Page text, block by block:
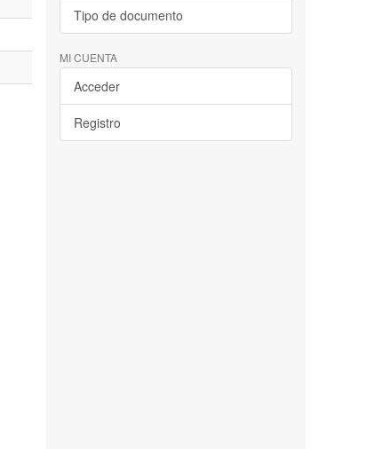
Tipo de documento
MI CUENTA
Acceder
Registro